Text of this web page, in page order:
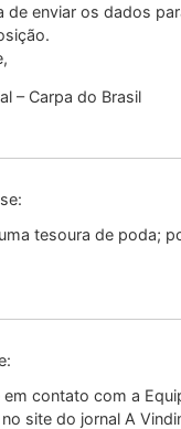
de enviar os dados
– Carpa do Brasil
tesoura de poda;
em contato com a
site do jornal A